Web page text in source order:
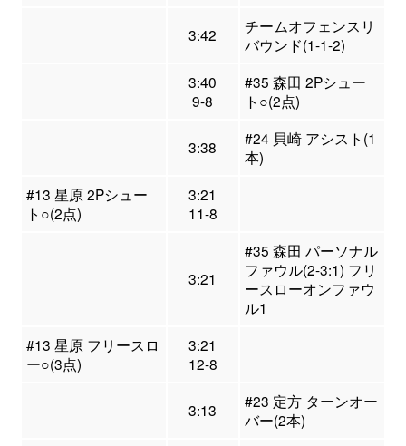
3:42
チームオフェンスリ
バウンド(1-1-2)
3:40
9-8
#35 森田 2Pシュー
ト○(2点)
3:38
#24 貝崎 アシスト(1
本)
#13 星原 2Pシュー
ト○(2点)
3:21
11-8
3:21
#35 森田 パーソナル
ファウル(2-3:1) フリ
ースローオンファウ
ル1
#13 星原 フリースロ
ー○(3点)
3:21
12-8
3:13
#23 定方 ターンオー
バー(2本)